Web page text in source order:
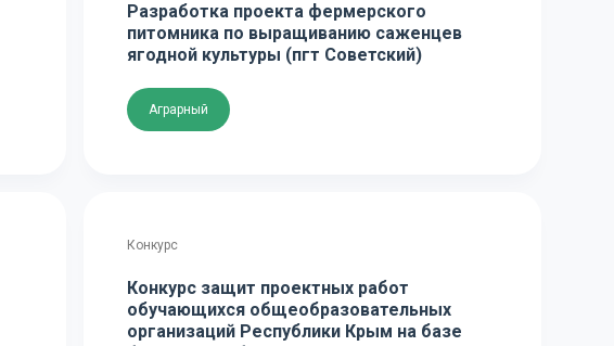
Разработка проекта фермерского
питомника по выращиванию саженцев
ягодной культуры (пгт Советский)
Аграрный
Конкурс
Конкурс защит проектных работ
обучающихся общеобразовательных
организаций Республики Крым на базе